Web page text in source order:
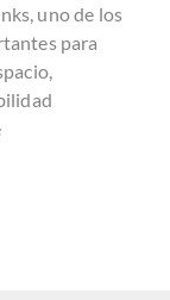
uno de los
para